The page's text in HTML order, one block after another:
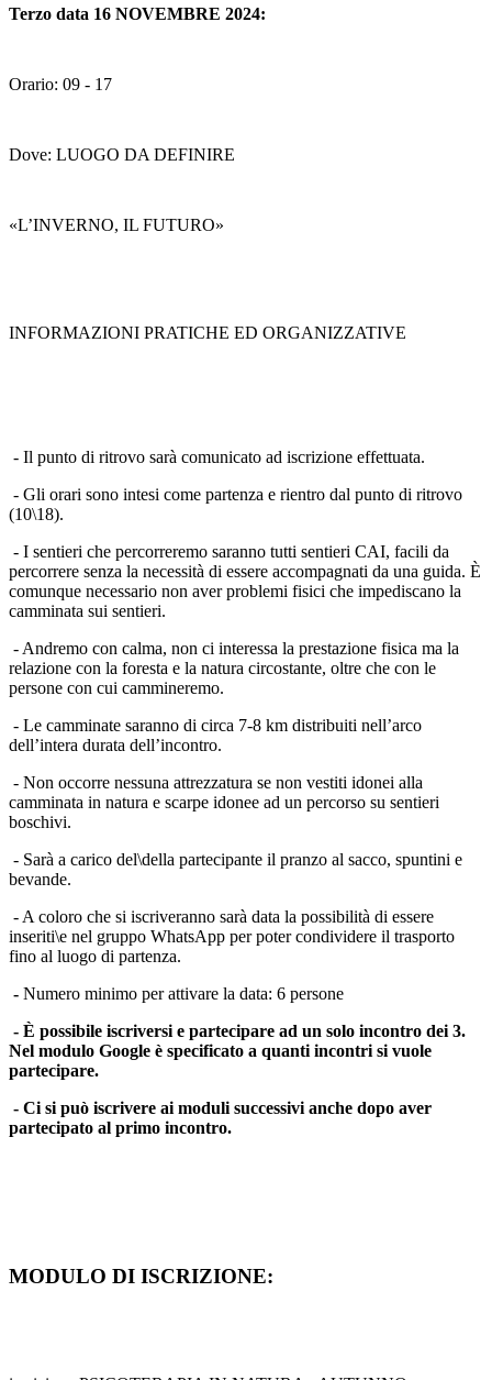
Terzo data 16 NOVEMBRE 2024:
Orario: 09 - 17
Dove: LUOGO DA DEFINIRE
«L’INVERNO, IL FUTURO»
INFORMAZIONI PRATICHE ED ORGANIZZATIVE
- Il punto di ritrovo sarà comunicato ad iscrizione effettuata.
- Gli orari sono intesi come partenza e rientro dal punto di ritrovo
(10\18).
- I sentieri che percorreremo saranno tutti sentieri CAI, facili da
percorrere senza la necessità di essere accompagnati da una guida. È
comunque necessario non aver problemi fisici che impediscano la
camminata sui sentieri.
- Andremo con calma, non ci interessa la prestazione fisica ma la
relazione con la foresta e la natura circostante, oltre che con le
persone con cui cammineremo.
- Le camminate saranno di circa 7-8 km distribuiti nell’arco
dell’intera durata dell’incontro.
- Non occorre nessuna attrezzatura se non vestiti idonei alla
camminata in natura e scarpe idonee ad un percorso su sentieri
boschivi.
- Sarà a carico del\della partecipante il pranzo al sacco, spuntini e
bevande.
- A coloro che si iscriveranno sarà data la possibilità di essere
inseriti\e nel gruppo WhatsApp per poter condividere il trasporto
fino al luogo di partenza.
- Numero minimo per attivare la data: 6 persone
- È possibile iscriversi e partecipare ad un solo incontro dei 3.
Nel modulo Google è specificato a quanti incontri si vuole
partecipare.
- Ci si può iscrivere ai moduli successivi anche dopo aver
partecipato al primo incontro.
MODULO DI ISCRIZIONE: